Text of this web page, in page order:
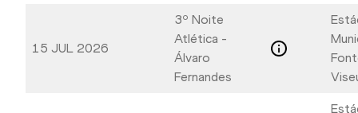
15 JUL 2026
3º Noite
Atlética -
Álvaro
Fernandes